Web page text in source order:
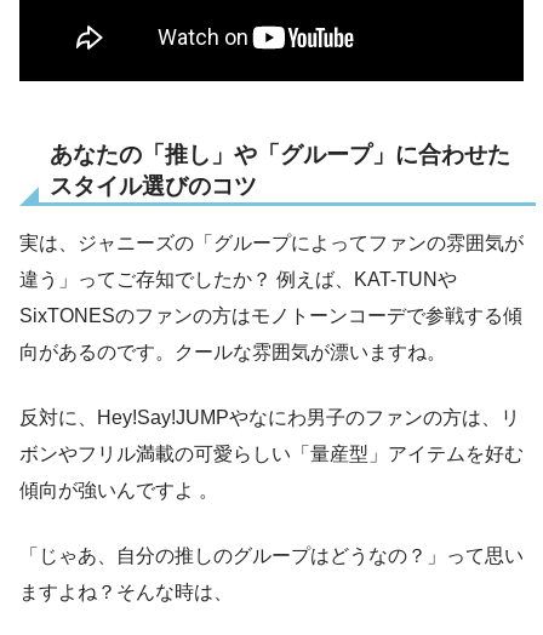
あなたの「推し」や「グループ」に合わせた
スタイル選びのコツ
実は、ジャニーズの「グループによってファンの雰囲気が
違う」ってご存知でしたか？ 例えば、KAT-TUNや
SixTONESのファンの方はモノトーンコーデで参戦する傾
向があるのです。クールな雰囲気が漂いますね。
反対に、Hey!Say!JUMPやなにわ男子のファンの方は、リ
ボンやフリル満載の可愛らしい「量産型」アイテムを好む
傾向が強いんですよ 。
「じゃあ、自分の推しのグループはどうなの？」って思い
ますよね？そんな時は、